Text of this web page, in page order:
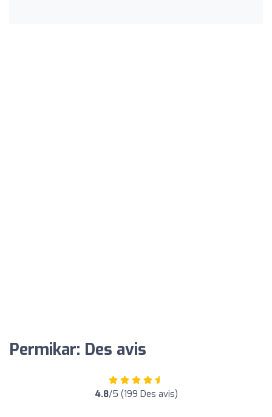
Permikar: Des avis
4.8/5 (199 Des avis)